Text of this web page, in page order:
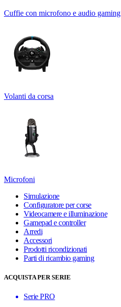
Cuffie con microfono e audio gaming
Volanti da corsa
Microfoni
Simulazione
Configuratore per corse
Videocamere e illuminazione
Gamepad e controller
Arredi
Accessori
Prodotti ricondizionati
Parti di ricambio gaming
ACQUISTA PER SERIE
Serie PRO